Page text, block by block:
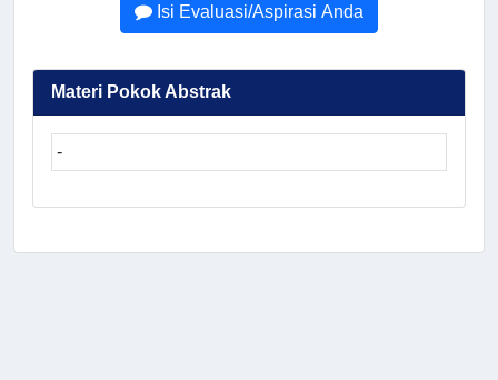
Isi Evaluasi/Aspirasi Anda
Materi Pokok Abstrak
-